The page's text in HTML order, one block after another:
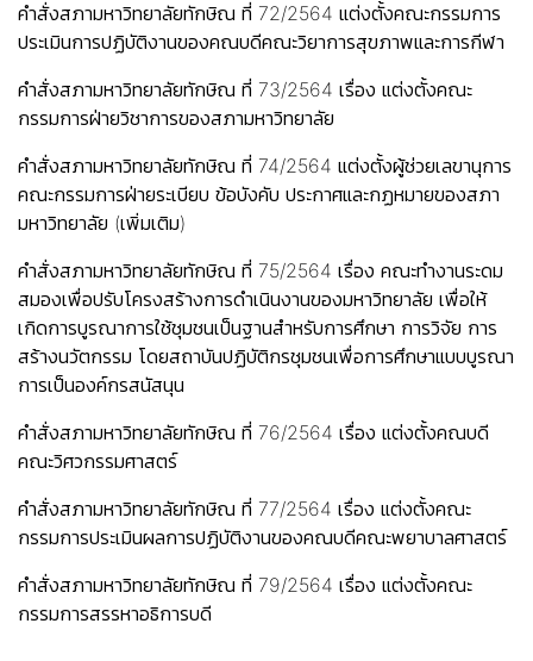
คำสั่งสภามหาวิทยาลัยทักษิณ ที่ 72/2564 แต่งตั้งคณะกรรมการ
ประเมินการปฏิบัติงานของคณบดีคณะวิยาการสุขภาพและการกีฬา
คำสั่งสภามหาวิทยาลัยทักษิณ ที่ 73/2564 เรื่อง แต่งตั้งคณะ
กรรมการฝ่ายวิชาการของสภามหาวิทยาลัย
คำสั่งสภามหาวิทยาลัยทักษิณ ที่ 74/2564 แต่งตั้งผู้ช่วยเลขานุการ
คณะกรรมการฝ่ายระเบียบ ข้อบังคับ ประกาศและกฏหมายของสภา
มหาวิทยาลัย (เพิ่มเติม)
คำสั่งสภามหาวิทยาลัยทักษิณ ที่ 75/2564 เรื่อง คณะทำงานระดม
สมองเพื่อปรับโครงสร้างการดำเนินงานของมหาวิทยาลัย เพื่อให้
เกิดการบูรณาการใช้ชุมชนเป็นฐานสำหรับการศึกษา การวิจัย การ
สร้างนวัตกรรม โดยสถาบันปฏิบัติกรชุมชนเพื่อการศึกษาแบบบูรณา
การเป็นองค์กรสนัสนุน
คำสั่งสภามหาวิทยาลัยทักษิณ ที่ 76/2564 เรื่อง แต่งตั้งคณบดี
คณะวิศวกรรมศาสตร์
คำสั่งสภามหาวิทยาลัยทักษิณ ที่ 77/2564 เรื่อง แต่งตั้งคณะ
กรรมการประเมินผลการปฏิบัติงานของคณบดีคณะพยาบาลศาสตร์
คำสั่งสภามหาวิทยาลัยทักษิณ ที่ 79/2564 เรื่อง แต่งตั้งคณะ
กรรมการสรรหาอธิการบดี